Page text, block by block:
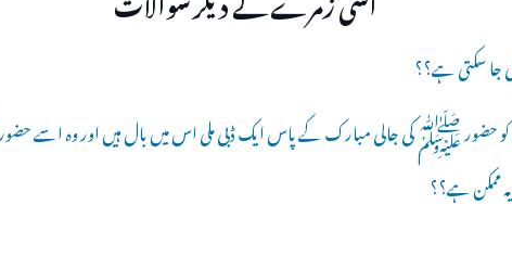
حضور ﷺ کی جالی مبارک کے پاس ایک ڈبی ملی اس میں بال ہیں اور وہ
ممکن ہے؟؟